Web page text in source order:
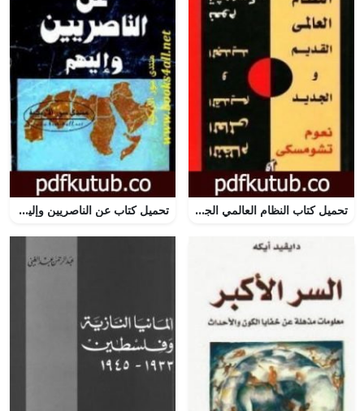
تحميل كتاب النظام العالمي الجديد والقديم PDF تأليف نعوم تشومسكي مجانا [كامل] تحميل كتاب عن الناصريين وإليهم PDF تأليف عصمت سيف الدولة مجانا [كامل]